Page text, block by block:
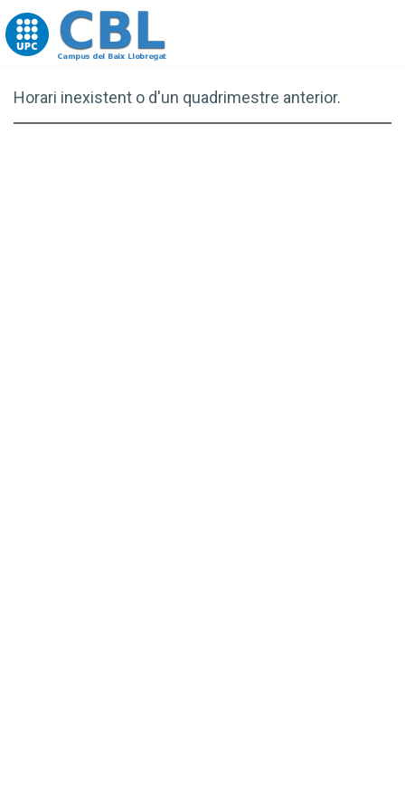
Go to upc.edu
Horari inexistent o d'un quadrimestre anterior.